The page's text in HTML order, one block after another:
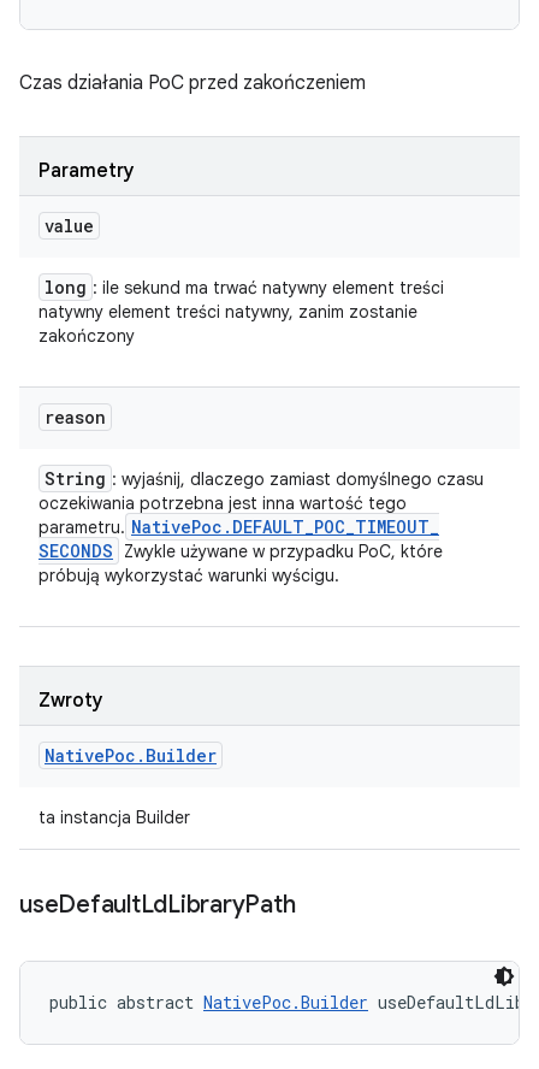
Czas działania PoC przed zakończeniem
Parametry
value
long : ile sekund ma trwać natywny element treści
natywny element treści natywny, zanim zostanie
zakończony
reason
String : wyjaśnij, dlaczego zamiast domyślnego czasu
oczekiwania potrzebna jest inna wartość tego
parametru. NativePoc . DEFAULT_POC_TIMEOUT_
SECONDS
Zwykle używane w przypadku PoC, które
próbują wykorzystać warunki wyścigu.
Zwroty
NativePoc . Builder
ta instancja Builder
useDefaultLdLibraryPath
public abstract NativePoc.Builder